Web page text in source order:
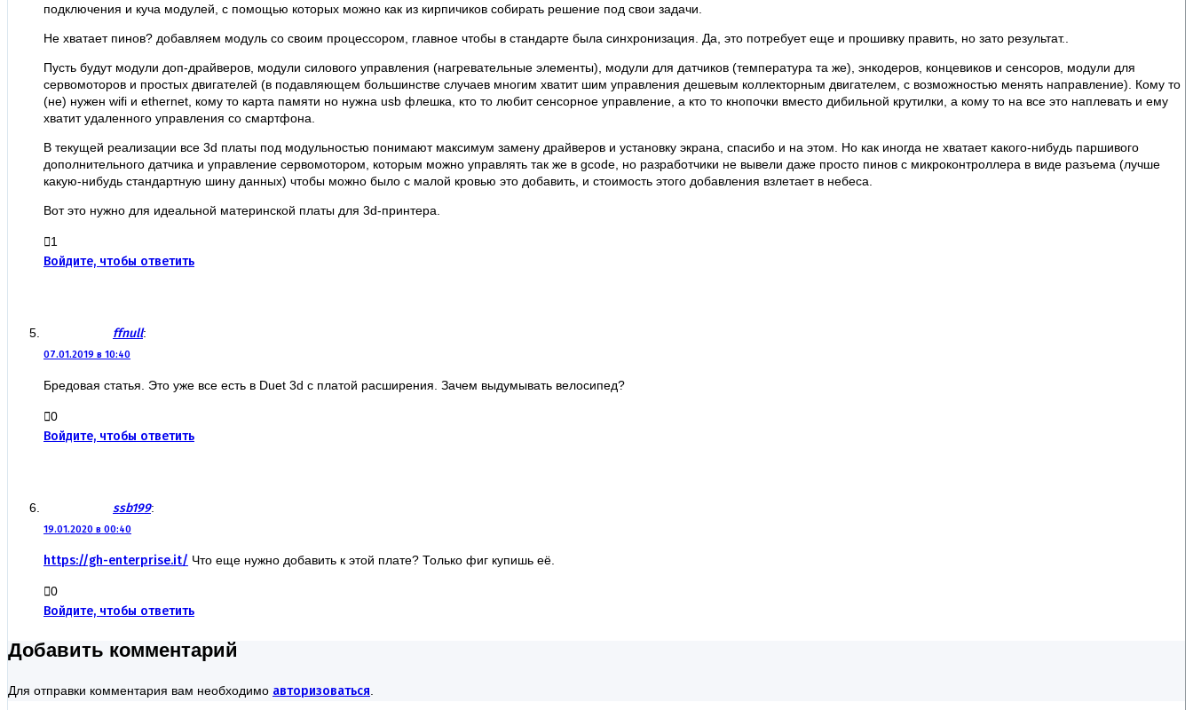
подключения и куча модулей, с помощью которых можно как из кирпичиков собирать решение под свои задачи.
Не хватает пинов? добавляем модуль со своим процессором, главное чтобы в стандарте была синхронизация. Да, это потребует еще и прошивку править, но зато результат..
Пусть будут модули доп-драйверов, модули силового управления (нагревательные элементы), модули для датчиков (температура та же), энкодеров, концевиков и сенсоров, модули для
сервомоторов и простых двигателей (в подавляющем большинстве случаев многим хватит шим управления дешевым коллекторным двигателем, с возможностью менять направление). Кому то
(не) нужен wifi и ethernet, кому то карта памяти но нужна usb флешка, кто то любит сенсорное управление, а кто то кнопочки вместо дибильной крутилки, а кому то на все это наплевать и ему
хватит удаленного управления со смартфона.
В текущей реализации все 3d платы под модульностью понимают максимум замену драйверов и установку экрана, спасибо и на этом. Но как иногда не хватает какого-нибудь паршивого
дополнительного датчика и управление сервомотором, которым можно управлять так же в gcode, но разработчики не вывели даже просто пинов с микроконтроллера в виде разъема (лучше
какую-нибудь стандартную шину данных) чтобы можно было с малой кровью это добавить, и стоимость этого добавления взлетает в небеса.
Вот это нужно для идеальной материнской платы для 3d-принтера.
1
Войдите, чтобы ответить
ffnull:
07.01.2019 в 10:40
Бредовая статья. Это уже все есть в Duet 3d с платой расширения. Зачем выдумывать велосипед?
0
Войдите, чтобы ответить
ssb199:
19.01.2020 в 00:40
https://gh-enterprise.it/ Что еще нужно добавить к этой плате? Только фиг купишь её.
0
Войдите, чтобы ответить
Добавить комментарий
Для отправки комментария вам необходимо авторизоваться